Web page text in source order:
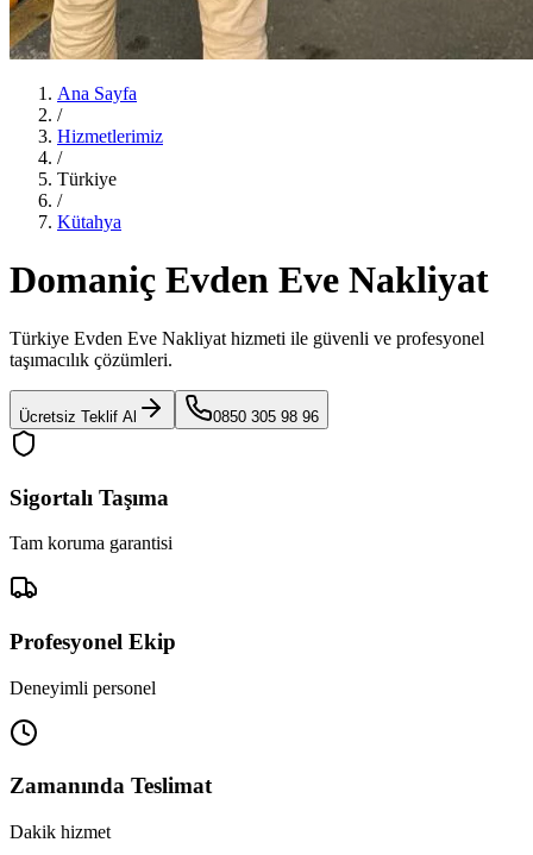
Ana Sayfa
/
Hizmetlerimiz
/
Türkiye
/
Kütahya
Domaniç Evden Eve Nakliyat
Türkiye Evden Eve Nakliyat hizmeti ile güvenli ve profesyonel
taşımacılık çözümleri.
Ücretsiz Teklif Al 0850 305 98 96
Sigortalı Taşıma
Tam koruma garantisi
Profesyonel Ekip
Deneyimli personel
Zamanında Teslimat
Dakik hizmet